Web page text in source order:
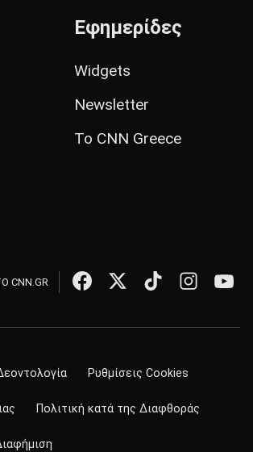
Εφημερίδες
Widgets
Newsletter
Το CNN Greece
CNN.GR
Ρυθμίσεις Cookies
Πολιτική κατά της Διαφθοράς